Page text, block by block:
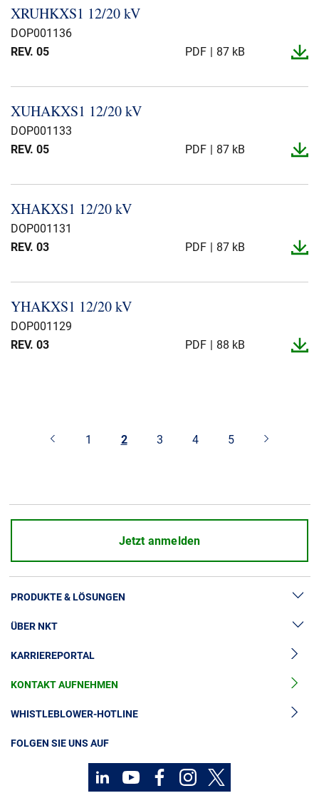
XRUHKXS1 12/20 kV
DOP001136
REV. 05
PDF 87 kB
XUHAKXS1 12/20 kV
DOP001133
REV. 05
PDF 87 kB
XHAKXS1 12/20 kV
DOP001131
REV. 03
PDF 87 kB
YHAKXS1 12/20 kV
DOP001129
REV. 03
PDF 88 kB
1 2 3 4 5
Jetzt anmelden
PRODUKTE & LÖSUNGEN
Hochspannung
Kabelgarnituren
Mittelspannungskabel
Niederspannungskabel
ÜBER NKT
News & Presse
Unsere Geschichte
Investoren
Nachhaltigkeit
KARRIEREPORTAL
KONTAKT AUFNEHMEN
WHISTLEBLOWER-HOTLINE
FOLGEN SIE UNS AUF